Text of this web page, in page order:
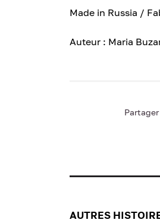
Made in Russia /
Auteur : Maria
Partager
AUTRES